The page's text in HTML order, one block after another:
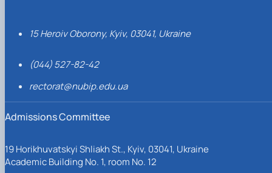
15 Heroiv Oborony, Kyiv, 03041, Ukraine
(044) 527-82-42
rectorat@nubip.edu.ua
Admissions Committee
19 Horikhuvatskyi Shliakh St., Kyiv, 03041, Ukraine
Academic Building No. 1, room No. 12